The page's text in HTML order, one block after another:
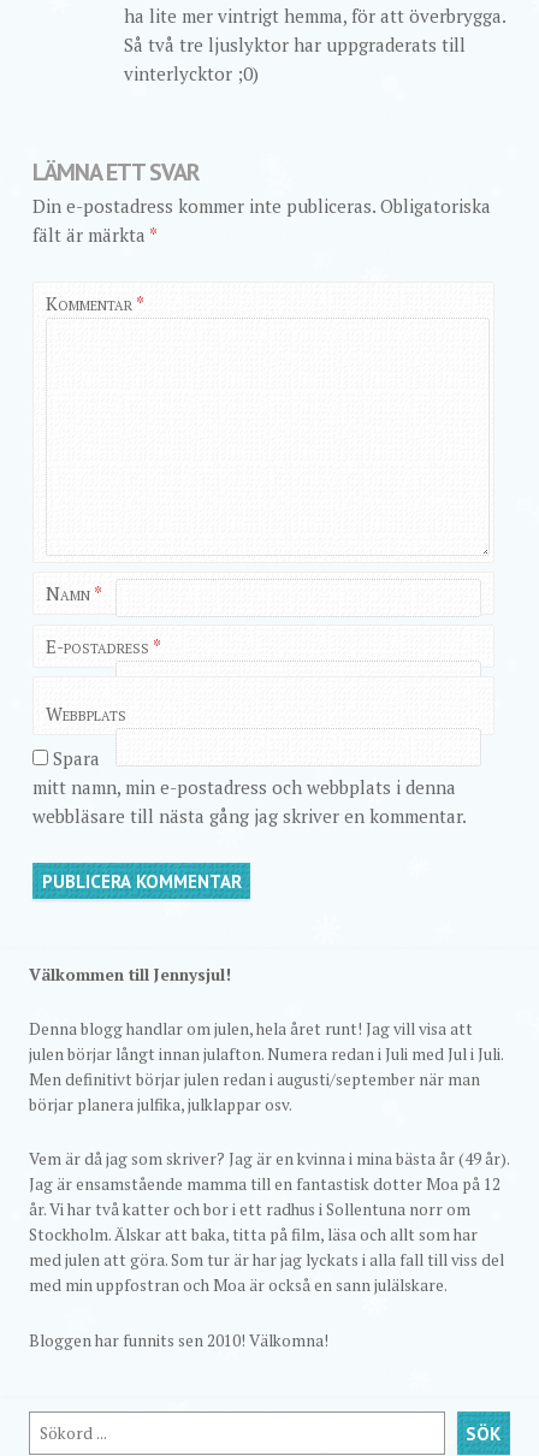
ha lite mer vintrigt hemma, för att överbrygga.
Så två tre ljuslyktor har uppgraderats till
vinterlycktor ;0)
LÄMNA ETT SVAR
Din e-postadress kommer inte publiceras. Obligatoriska
fält är märkta *
Kommentar *
Namn *
E-postadress *
Webbplats
Spara
mitt namn, min e-postadress och webbplats i denna
webbläsare till nästa gång jag skriver en kommentar.
Välkommen till Jennysjul!
Denna blogg handlar om julen, hela året runt! Jag vill visa att
julen börjar långt innan julafton. Numera redan i Juli med Jul i Juli.
Men definitivt börjar julen redan i augusti/september när man
börjar planera julfika, julklappar osv.
Vem är då jag som skriver? Jag är en kvinna i mina bästa år (49 år).
Jag är ensamstående mamma till en fantastisk dotter Moa på 12
år. Vi har två katter och bor i ett radhus i Sollentuna norr om
Stockholm. Älskar att baka, titta på film, läsa och allt som har
med julen att göra. Som tur är har jag lyckats i alla fall till viss del
med min uppfostran och Moa är också en sann julälskare.
Bloggen har funnits sen 2010! Välkomna!
Sök SÖK